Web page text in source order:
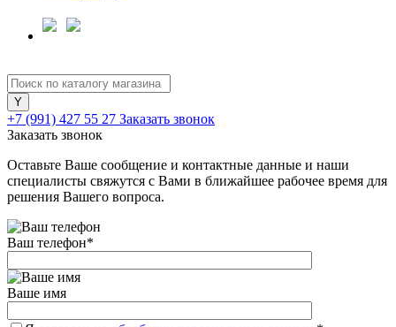
+7 (991) 427 55 27 Заказать звонок
Заказать звонок
Оставьте Ваше сообщение и контактные данные и наши
специалисты свяжутся с Вами в ближайшее рабочее время для
решения Вашего вопроса.
Ваш телефон*
Ваше имя
График платежей
Сегодня
25%
Добавляйте товары
в корзину
Оплачивайте сегодня только
25% картой любого банка